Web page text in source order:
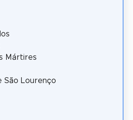
Mártires
São Lourenço